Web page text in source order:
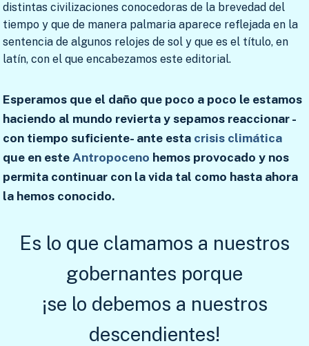
distintas civilizaciones conocedoras de la brevedad del
tiempo y que de manera palmaria aparece reflejada en la
sentencia de algunos relojes de sol y que es el título, en
latín, con el que encabezamos este editorial.
Esperamos que el daño que poco a poco le estamos
haciendo al mundo revierta y sepamos reaccionar -
con tiempo suficiente- ante esta crisis climática
que en este Antropoceno hemos provocado y nos
permita continuar con la vida tal como hasta ahora
la hemos conocido.
Es lo que clamamos a nuestros
gobernantes porque
¡se lo debemos a nuestros
descendientes!